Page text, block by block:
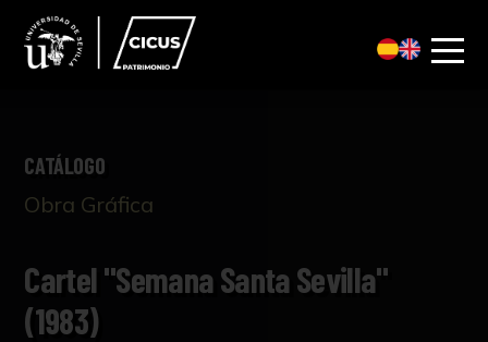
CATÁLOGO
Obra Gráfica
Cartel "Semana Santa Sevilla"
(1983)